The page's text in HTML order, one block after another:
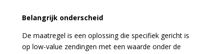
Belangrijk onderscheid
De maatregel is een oplossing die specifiek gericht is
op low-value zendingen met een waarde onder de